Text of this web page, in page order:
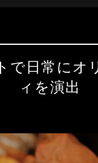
で日常にオ
ィを演出